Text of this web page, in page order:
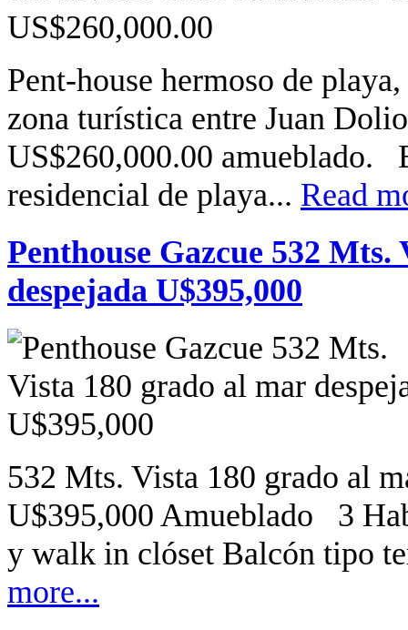
Pent-house hermoso de
zona turística entre Juan
US$260,000.00 amueblado.
residencial de playa... Read
Penthouse Gazcue 532
despejada U$395,000
532 Mts. Vista 180 grado al
U$395,000 Amueblado 3
y walk in clóset Balcón tipo
more...